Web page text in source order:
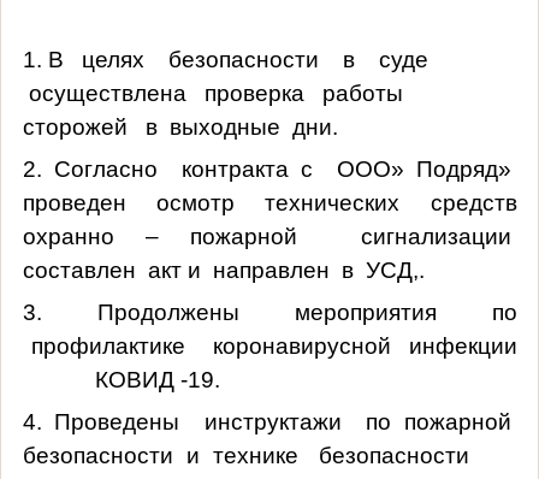
1. В целях безопасности в суде
осуществлена проверка работы
сторожей в выходные дни.
2. Согласно контракта с ООО» Подряд»
проведен осмотр технических средств
охранно – пожарной сигнализации
составлен акт и направлен в УСД,.
3. Продолжены мероприятия по
профилактике коронавирусной инфекции
КОВИД -19.
4. Проведены инструктажи по пожарной
безопасности и технике безопасности